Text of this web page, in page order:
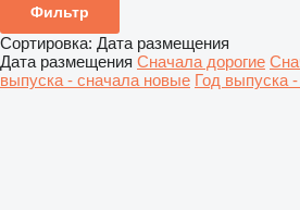
Фильтр
Сортировка: Дата размещения
Дата размещения Сначала дорогие
выпуска - сначала новые Год выпуска